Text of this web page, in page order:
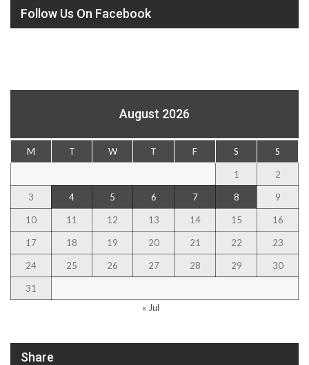
Follow Us On Facebook
August 2026
M T W T F S S
1 2
3 4 5 6 7 8 9
10 11 12 13 14 15 16
17 18 19 20 21 22 23
24 25 26 27 28 29 30
31
« Jul
Share